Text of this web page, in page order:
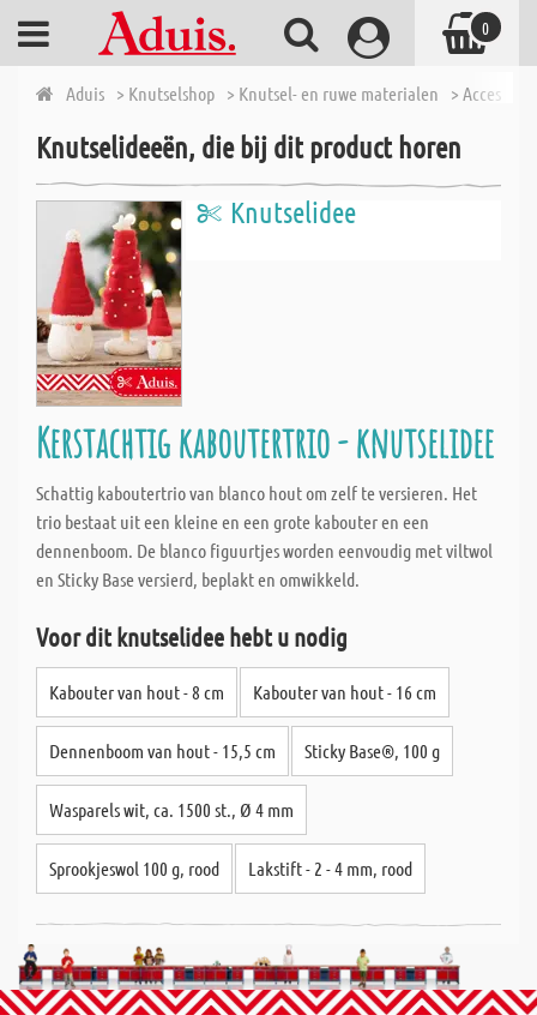
Aduis > Knutselshop > Knutsel- en ruwe materialen >
Knutselideeën, die bij dit product horen
Knutselidee
Kerstachtig kaboutertrio - knutselidee
Schattig kaboutertrio van blanco hout om zelf te versieren. Het
trio bestaat uit een kleine en een grote kabouter en een
dennenboom. De blanco figuurtjes worden eenvoudig met viltwol
en Sticky Base versierd, beplakt en omwikkeld.
Voor dit knutselidee hebt u nodig
Kabouter van hout - 8 cm Kabouter van hout - 16 cm
Dennenboom van hout - 15,5 cm Sticky Base®, 100 g
Wasparels wit, ca. 1500 st., Ø 4 mm
Sprookjeswol 100 g, rood Lakstift - 2 - 4 mm, rood
0